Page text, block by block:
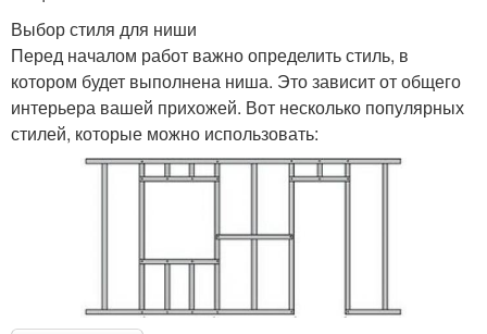
Выбор стиля для ниши
Перед началом работ важно определить стиль, в
котором будет выполнена ниша. Это зависит от общего
интерьера вашей прихожей. Вот несколько популярных
стилей, которые можно использовать: